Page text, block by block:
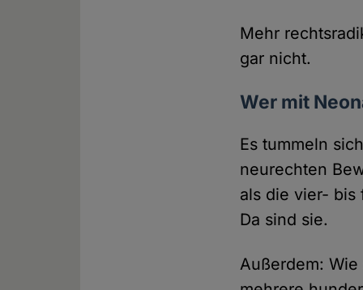
Mehr
gar nicht.
Wer mit
Es tummeln
neurechten
als die vier- bis
Da sind sie.
Außerdem: